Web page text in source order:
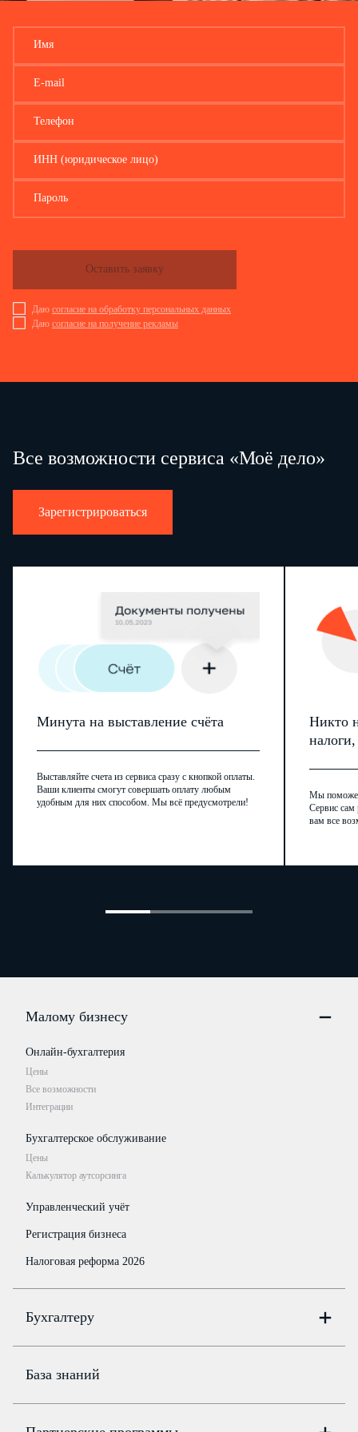
Имя
E-mail
Телефон
ИНН (юридическое лицо)
Пароль
Даю согласие на обработку персональных данных
Даю согласие на получение рекламы
Оставить заявку
Все возможности сервиса «Моё дело»
Зарегистрироваться
Минута на выставление счёта
Выставляйте счета из сервиса сразу с кнопкой оплаты.
Ваши клиенты смогут совершать оплату любым
удобным для них способом. Мы всё предусмотрели!
Никто
Мы
Сервис сам
вам все
Малому бизнесу
Онлайн-бухгалтерия
Цены
Все возможности
Интеграции
Бухгалтерское обслуживание
Цены
Калькулятор аутсорсинга
Управленческий учёт
Регистрация бизнеса
Налоговая реформа 2026
Бухгалтеру
Цены
Бюро
База знаний